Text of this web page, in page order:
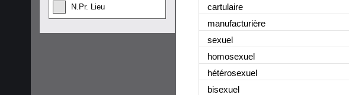
N.Pr. Lieu
cartulaire
manufacturière
sexuel
homosexuel
hétérosexuel
bisexuel